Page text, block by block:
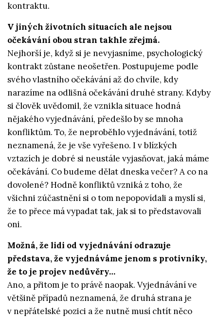
kontraktu.
V jiných životních situacích ale nejsou
očekávání obou stran takhle zřejmá.
Nejhorší je, když si je nevyjasníme, psychologický
kontrakt zůstane neošetřen. Postupujeme podle
svého vlastního očekávání až do chvíle, kdy
narazíme na odlišná očekávání druhé strany. Kdyby
si člověk uvědomil, že vznikla situace hodná
nějakého vyjednávání, předešlo by se mnoha
konfliktům. To, že neproběhlo vyjednávání, totiž
neznamená, že je vše vyřešeno. I v blízkých
vztazích je dobré si neustále vyjasňovat, jaká máme
očekávání. Co budeme dělat dneska večer? A co na
dovolené? Hodně konfliktů vzniká z toho, že
všichni zúčastnění si o tom nepopovídali a myslí si,
že to přece má vypadat tak, jak si to představovali
oni.
Možná, že lidi od vyjednávání odrazuje
představa, že vyjednáváme jenom s protivníky,
že to je projev nedůvěry…
Ano, a přitom je to právě naopak. Vyjednávání ve
většině případů neznamená, že druhá strana je
v nepřátelské pozici a že nutně musí chtít něco